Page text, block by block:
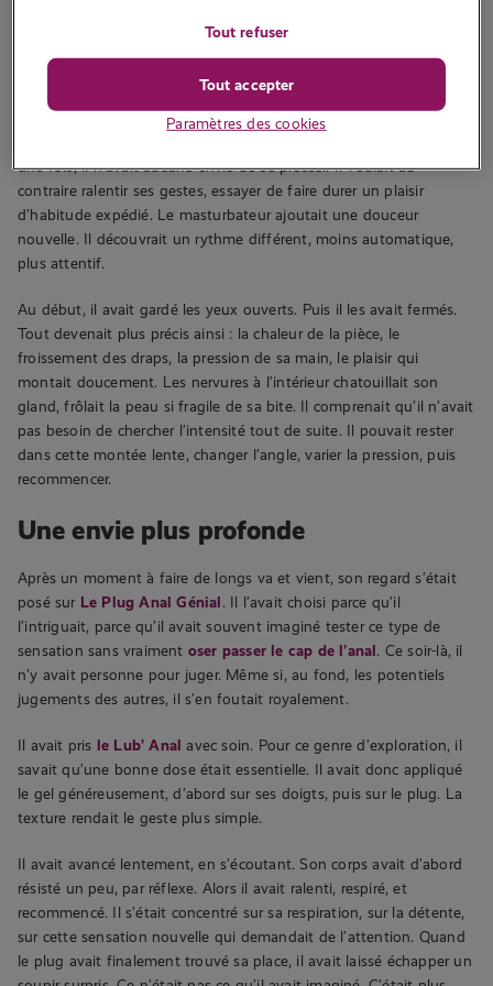
sensation plus douce et agréable que ses gestes habituels. Avant
peu de lubrifiant. La sensation fraîche sur sa peau l’avait surpris,
avant de le détendre presque aussitôt.
une fois, il n’avait aucune envie de se presser. Il voulait au
contraire ralentir ses gestes, essayer de faire durer un plaisir
d’habitude expédié. Le masturbateur ajoutait une douceur
nouvelle. Il découvrait un rythme différent, moins automatique,
plus attentif.
Au début, il avait gardé les yeux ouverts. Puis il les avait fermés.
Tout devenait plus précis ainsi : la chaleur de la pièce, le
froissement des draps, la pression de sa main, le plaisir qui
montait doucement. Les nervures à l’intérieur chatouillait son
gland, frôlait la peau si fragile de sa bite. Il comprenait qu’il n’avait
pas besoin de chercher l’intensité tout de suite. Il pouvait rester
dans cette montée lente, changer l’angle, varier la pression, puis
recommencer.
Une envie plus profonde
Après un moment à faire de longs va et vient, son regard s’était
posé sur Le Plug Anal Génial. Il l’avait choisi parce qu’il
l’intriguait, parce qu’il avait souvent imaginé tester ce type de
sensation sans vraiment oser passer le cap de l’anal. Ce soir-là, il
n’y avait personne pour juger. Même si, au fond, les potentiels
jugements des autres, il s’en foutait royalement.
Il avait pris le Lub’ Anal avec soin. Pour ce genre d’exploration, il
savait qu’une bonne dose était essentielle. Il avait donc appliqué
le gel généreusement, d’abord sur ses doigts, puis sur le plug. La
texture rendait le geste plus simple.
Il avait avancé lentement, en s’écoutant. Son corps avait d’abord
résisté un peu, par réflexe. Alors il avait ralenti, respiré, et
recommencé. Il s’était concentré sur sa respiration, sur la détente,
sur cette sensation nouvelle qui demandait de l’attention. Quand
le plug avait finalement trouvé sa place, il avait laissé échapper un
Paramètres des cookies
Tout refuser
Tout accepter